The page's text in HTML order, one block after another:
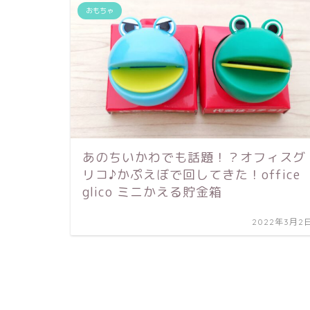
おもちゃ
あのちいかわでも話題！？オフィスグ
リコ♪かぷえぼで回してきた！office
glico ミニかえる貯金箱
2022年3月2